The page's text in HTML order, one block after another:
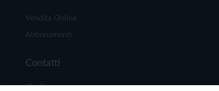
Vendita Online
Abbonamenti
Contatti
Chi Siamo